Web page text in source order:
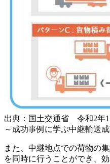
出典：国土交通省 令和2年
～成功事例に学ぶ中継輸送成
また、中継地点での荷物の
を同時に行うことができ、